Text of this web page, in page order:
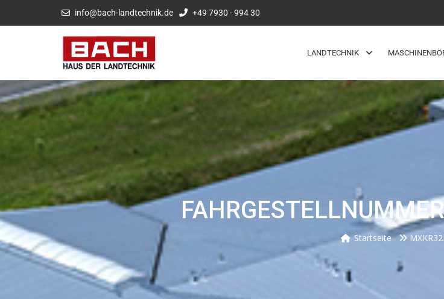
info@bach-landtechnik.de +49 7930 - 994 30
LANDTECHNIK
Startseite